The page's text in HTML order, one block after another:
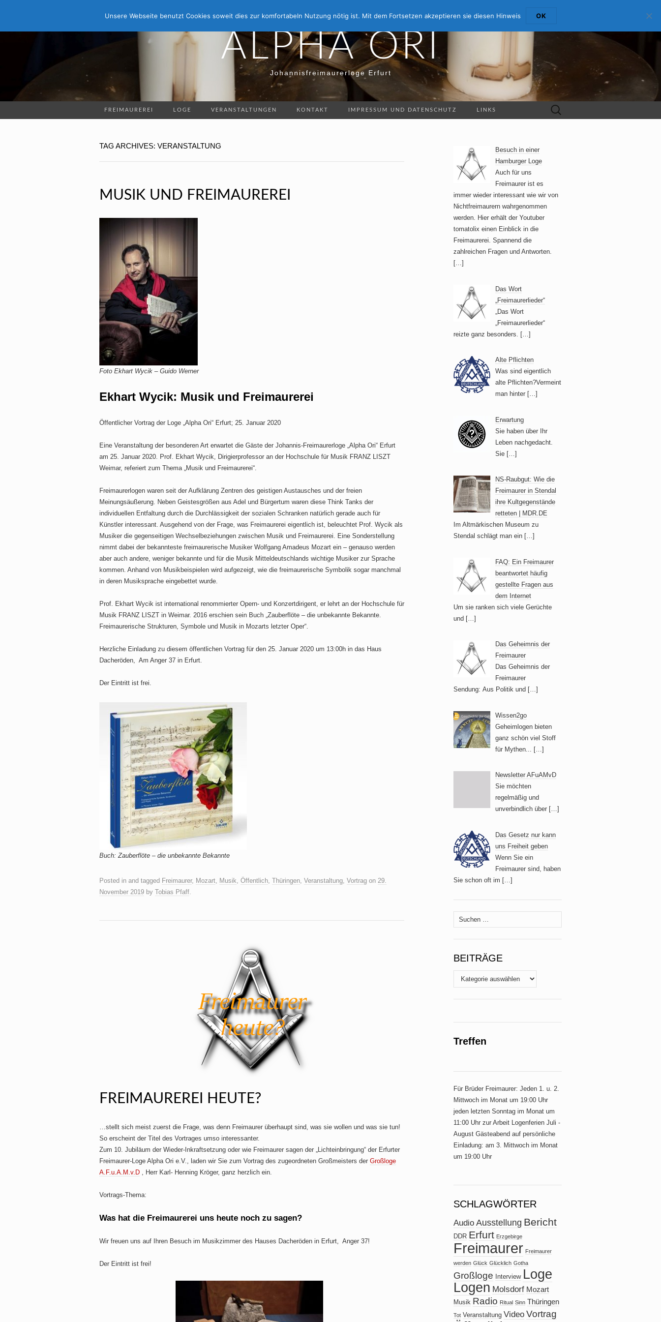
ALPHA ORI
Johannisfreimaurerloge Erfurt
FREIMAUREREI LOGE VERANSTALTUNGEN KONTAKT IMPRESSUM UND DATENSCHUTZ LINKS
Suche
nach:
TAG ARCHIVES: VERANSTALTUNG
MUSIK UND FREIMAUREREI
Foto Ekhart Wycik – Guido Werner
Ekhart Wycik: Musik und Freimaurerei
Öffentlicher Vortrag der Loge „Alpha Ori“ Erfurt; 25. Januar 2020
Eine Veranstaltung der besonderen Art erwartet die Gäste der Johannis-Freimaurerloge „Alpha Ori“ Erfurt
am 25. Januar 2020. Prof. Ekhart Wycik, Dirigierprofessor an der Hochschule für Musik FRANZ LISZT
Weimar, referiert zum Thema „Musik und Freimaurerei“.
Freimaurerlogen waren seit der Aufklärung Zentren des geistigen Austausches und der freien
Meinungsäußerung. Neben Geistesgrößen aus Adel und Bürgertum waren diese Think Tanks der
individuellen Entfaltung durch die Durchlässigkeit der sozialen Schranken natürlich gerade auch für
Künstler interessant. Ausgehend von der Frage, was Freimaurerei eigentlich ist, beleuchtet Prof. Wycik als
Musiker die gegenseitigen Wechselbeziehungen zwischen Musik und Freimaurerei. Eine Sonderstellung
nimmt dabei der bekannteste freimaurerische Musiker Wolfgang Amadeus Mozart ein – genauso werden
aber auch andere, weniger bekannte und für die Musik Mitteldeutschlands wichtige Musiker zur Sprache
kommen. Anhand von Musikbeispielen wird aufgezeigt, wie die freimaurerische Symbolik sogar manchmal
in deren Musiksprache eingebettet wurde.
Prof. Ekhart Wycik ist international renommierter Opern- und Konzertdirigent, er lehrt an der Hochschule für
Musik FRANZ LISZT in Weimar. 2016 erschien sein Buch „Zauberflöte – die unbekannte Bekannte.
Freimaurerische Strukturen, Symbole und Musik in Mozarts letzter Oper“.
Herzliche Einladung zu diesem öffentlichen Vortrag für den 25. Januar 2020 um 13:00h in das Haus
Dacheröden, Am Anger 37 in Erfurt.
Der Eintritt ist frei.
Buch: Zauberflöte – die unbekannte Bekannte
Posted in and tagged Freimaurer, Mozart, Musik, Öffentlich, Thüringen, Veranstaltung, Vortrag on 29.
November 2019 by Tobias Pfaff.
FREIMAUREREI HEUTE?
…stellt sich meist zuerst die Frage, was denn Freimaurer überhaupt sind, was sie wollen und was sie tun!
So erscheint der Titel des Vortrages umso interessanter.
Zum 10. Jubiläum der Wieder-Inkraftsetzung oder wie Freimaurer sagen der „Lichteinbringung“ der Erfurter
Freimaurer-Loge Alpha Ori e.V., laden wir Sie zum Vortrag des zugeordneten Großmeisters der Großloge
A.F.u.A.M.v.D , Herr Karl- Henning Kröger, ganz herzlich ein.
Vortrags-Thema:
Was hat die Freimaurerei uns heute noch zu sagen?
Wir freuen uns auf Ihren Besuch im Musikzimmer des Hauses Dacheröden in Erfurt, Anger 37!
Der Eintritt ist frei!
Besuch in einer
Hamburger Loge
Auch für uns
Freimaurer ist es
immer wieder interessant wie wir von
Nichtfreimaurern wahrgenommen
werden. Hier erhält der Youtuber
tomatolix einen Einblick in die
Freimaurerei. Spannend die
zahlreichen Fragen und Antworten.
[…]
Das Wort
„Freimaurerlieder“
„Das Wort
„Freimaurerlieder“
reizte ganz besonders. […]
Alte Pflichten
Was sind eigentlich
alte Pflichten?Vermeint
man hinter […]
Erwartung
Sie haben über Ihr
Leben nachgedacht.
Sie […]
NS-Raubgut: Wie die
Freimaurer in Stendal
ihre Kultgegenstände
retteten | MDR.DE
Im Altmärkischen Museum zu
Stendal schlägt man ein […]
FAQ: Ein Freimaurer
beantwortet häufig
gestellte Fragen aus
dem Internet
Um sie ranken sich viele Gerüchte
und […]
Das Geheimnis der
Freimaurer
Das Geheimnis der
Freimaurer
Sendung: Aus Politik und […]
Wissen2go
Geheimlogen bieten
ganz schön viel Stoff
für Mythen...
[…]
Newsletter AFuAMvD
Sie möchten
regelmäßig und
unverbindlich über […]
Das Gesetz nur kann
uns Freiheit geben
Wenn Sie ein
Freimaurer sind, haben
Sie schon oft im […]
Suche
nach:
BEITRÄGE
Beiträge
Treffen
Für Brüder Freimaurer: Jeden 1. u. 2.
Mittwoch im Monat um 19:00 Uhr
jeden letzten Sonntag im Monat um
11:00 Uhr zur Arbeit Logenferien Juli -
August Gästeabend auf persönliche
Einladung: am 3. Mittwoch im Monat
um 19:00 Uhr
SCHLAGWÖRTER
Audio Ausstellung Bericht
DDR Erfurt Erzgebirge
Freimaurer Freimaurer
werden Glück Glücklich Gotha
Großloge Interview Loge
Logen Molsdorf Mozart
Musik Radio Ritual Sinn Thüringen
Tot Veranstaltung Video Vortrag
Unsere Webseite benutzt Cookies soweit dies zur komfortabeln Nutzung nötig ist. Mit dem Fortsetzen akzeptieren sie diesen Hinweis OK